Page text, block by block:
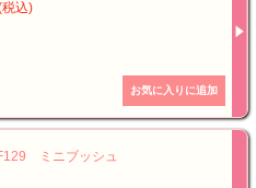
込)
ミニブッシュ